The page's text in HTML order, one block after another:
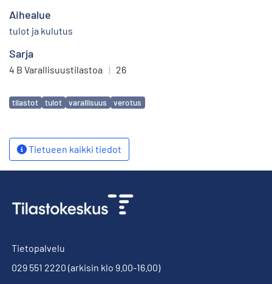
Aihealue
tulot ja kulutus
Sarja
4 B Varallisuustilastoa | 26
Avainsanat
tilastot tulot varallisuus verotus
Tietueen kaikki tiedot
Tietopalvelu
029 551 2220 (arkisin klo 9.00-16.00)